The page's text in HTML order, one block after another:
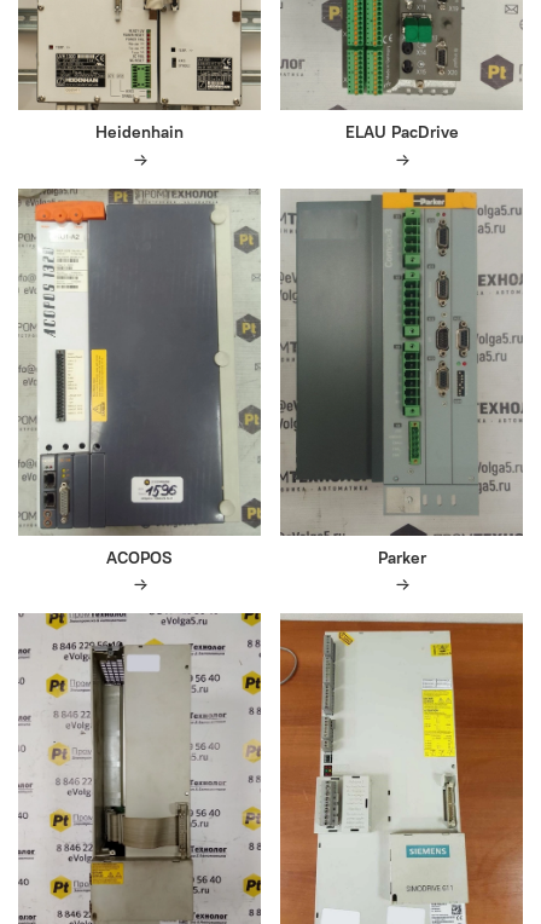
Heidenhain ELAU PacDrive
ACOPOS Parker